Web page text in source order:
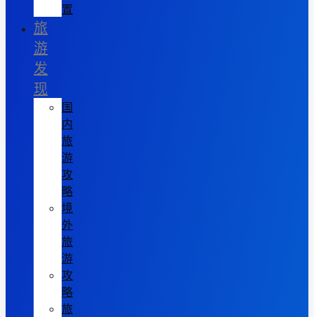
置
旅
游
发
现
国
内
旅
游
攻
略
境
外
旅
游
攻
略
旅